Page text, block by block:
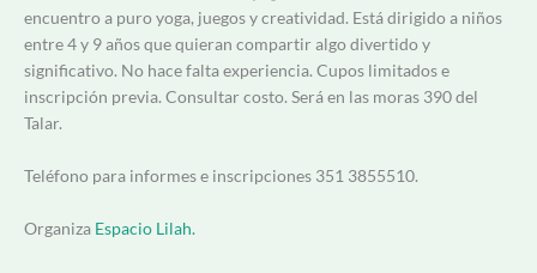
encuentro a puro yoga, juegos y creatividad. Está dirigido a niños
entre 4 y 9 años que quieran compartir algo divertido y
significativo. No hace falta experiencia. Cupos limitados e
inscripción previa. Consultar costo. Será en las moras 390 del
Talar.
Teléfono para informes e inscripciones 351 3855510.
Organiza Espacio Lilah.